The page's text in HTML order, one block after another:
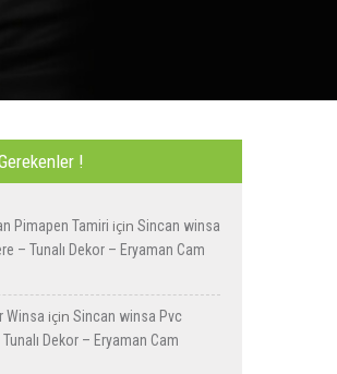
!
Pimapen Tamiri için Sincan winsa
– Tunalı Dekor – Eryaman Cam
Winsa için Sincan winsa Pvc
Dekor – Eryaman Cam